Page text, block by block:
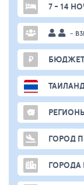
7 - 14
-
₽ БЮДЖЕТ
ГОРОД
ГОРОДА